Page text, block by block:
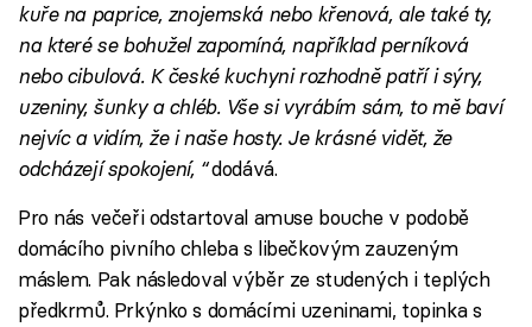
kuře na paprice, znojemská nebo křenová, ale také ty,
na které se bohužel zapomíná, například perníková
nebo cibulová. K české kuchyni rozhodně patří i sýry,
uzeniny, šunky a chléb. Vše si vyrábím sám, to mě baví
nejvíc a vidím, že i naše hosty. Je krásné vidět, že
odcházejí spokojení, “dodává.
Pro nás večeři odstartoval amuse bouche v podobě
domácího pivního chleba s libečkovým zauzeným
máslem. Pak následoval výběr ze studených i teplých
předkrmů. Prkýnko s domácími uzeninami, topinka s